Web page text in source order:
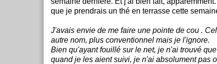
que je prendrais un thé en terrasse cette
J'avais envie de me faire une pointe de cou .
autre nom, plus conventionnel mais je l'ignore.
Bien qu'ayant fouillé sur le net, je n'ai trouvé
quand je les aient suivi, je n'ai absolument pas